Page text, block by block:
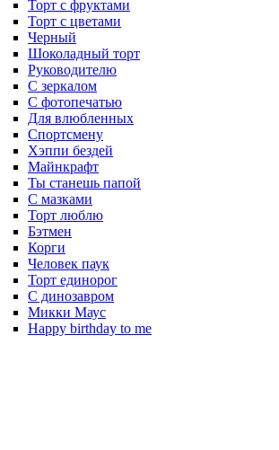
Торт с фруктами
Торт с цветами
Черный
Шоколадный торт
Руководителю
С зеркалом
С фотопечатью
Для влюбленных
Спортсмену
Хэппи бездей
Майнкрафт
Ты станешь папой
С мазками
Торт люблю
Бэтмен
Корги
Человек паук
Торт единорог
С динозавром
Микки Маус
Happy birthday to me